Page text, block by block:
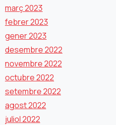
març 2023
febrer 2023
gener 2023
desembre 2022
novembre 2022
octubre 2022
setembre 2022
agost 2022
juliol 2022